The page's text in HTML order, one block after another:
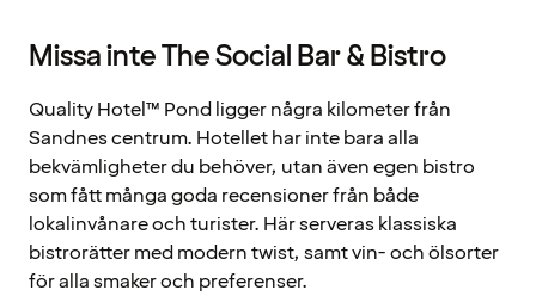
Missa inte The Social Bar & Bistro
Quality Hotel™ Pond ligger några kilometer från
Sandnes centrum. Hotellet har inte bara alla
bekvämligheter du behöver, utan även egen bistro
som fått många goda recensioner från både
lokalinvånare och turister. Här serveras klassiska
bistrorätter med modern twist, samt vin- och ölsorter
för alla smaker och preferenser.